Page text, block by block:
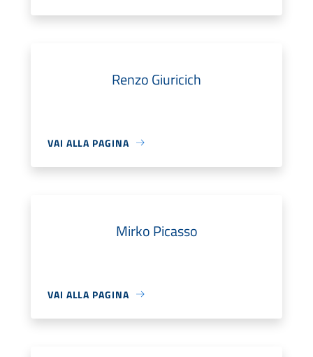
Renzo Giuricich
VAI ALLA PAGINA
Mirko Picasso
VAI ALLA PAGINA